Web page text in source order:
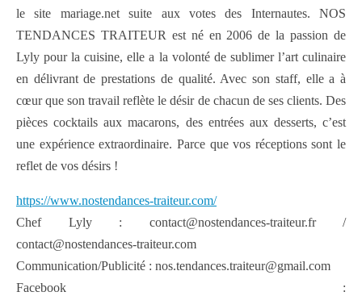
le site mariage.net suite aux votes des Internautes. NOS
TENDANCES TRAITEUR est né en 2006 de la passion de
Lyly pour la cuisine, elle a la volonté de sublimer l’art culinaire
en délivrant de prestations de qualité. Avec son staff, elle a à
cœur que son travail reflète le désir de chacun de ses clients. Des
pièces cocktails aux macarons, des entrées aux desserts, c’est
une expérience extraordinaire. Parce que vos réceptions sont le
reflet de vos désirs !
https://www.nostendances-traiteur.com/
Chef Lyly : contact@nostendances-traiteur.fr /
contact@nostendances-traiteur.com
Communication/Publicité : nos.tendances.traiteur@gmail.com
Facebook :